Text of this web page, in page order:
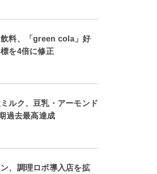
飲料、「green cola」好
を4倍に修正
ミルク、豆乳・アーモンド
過去最高達成
ン、調理ロボ導入店を拡